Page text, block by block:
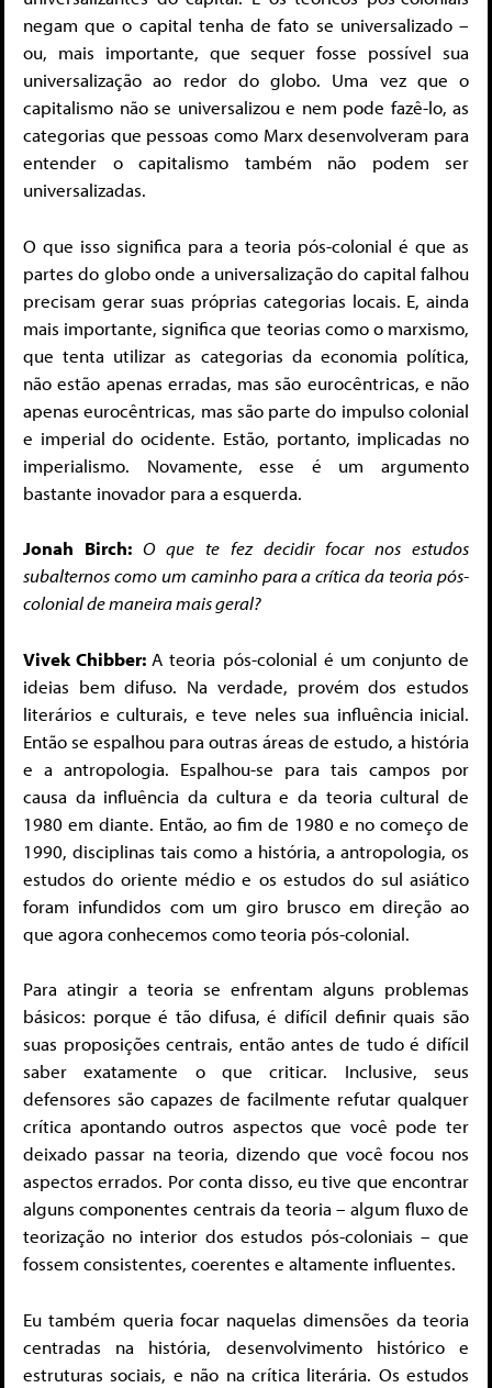
negam que o capital tenha de fato se universalizado –
ou, mais importante, que sequer fosse possível sua
universalização ao redor do globo. Uma vez que o
capitalismo não se universalizou e nem pode fazê-lo, as
categorias que pessoas como Marx desenvolveram para
entender o capitalismo também não podem ser
universalizadas.
O que isso significa para a teoria pós-colonial é que as
partes do globo onde a universalização do capital falhou
precisam gerar suas próprias categorias locais. E, ainda
mais importante, significa que teorias como o marxismo,
que tenta utilizar as categorias da economia política,
não estão apenas erradas, mas são eurocêntricas, e não
apenas eurocêntricas, mas são parte do impulso colonial
e imperial do ocidente. Estão, portanto, implicadas no
imperialismo. Novamente, esse é um argumento
bastante inovador para a esquerda.
Jonah Birch: O que te fez decidir focar nos estudos
subalternos como um caminho para a crítica da teoria pós-
colonial de maneira mais geral?
Vivek Chibber: A teoria pós-colonial é um conjunto de
ideias bem difuso. Na verdade, provém dos estudos
literários e culturais, e teve neles sua influência inicial.
Então se espalhou para outras áreas de estudo, a história
e a antropologia. Espalhou-se para tais campos por
causa da influência da cultura e da teoria cultural de
1980 em diante. Então, ao fim de 1980 e no começo de
1990, disciplinas tais como a história, a antropologia, os
estudos do oriente médio e os estudos do sul asiático
foram infundidos com um giro brusco em direção ao
que agora conhecemos como teoria pós-colonial.
Para atingir a teoria se enfrentam alguns problemas
básicos: porque é tão difusa, é difícil definir quais são
suas proposições centrais, então antes de tudo é difícil
saber exatamente o que criticar. Inclusive, seus
defensores são capazes de facilmente refutar qualquer
crítica apontando outros aspectos que você pode ter
deixado passar na teoria, dizendo que você focou nos
aspectos errados. Por conta disso, eu tive que encontrar
alguns componentes centrais da teoria – algum fluxo de
teorização no interior dos estudos pós-coloniais – que
fossem consistentes, coerentes e altamente influentes.
Eu também queria focar naquelas dimensões da teoria
centradas na história, desenvolvimento histórico e
estruturas sociais, e não na crítica literária. Os estudos